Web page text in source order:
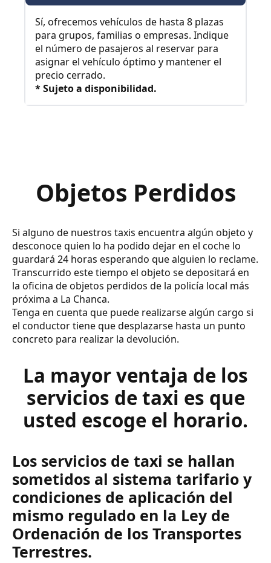
Sí, ofrecemos vehículos de hasta 8 plazas
para grupos, familias o empresas. Indique
el número de pasajeros al reservar para
asignar el vehículo óptimo y mantener el
precio cerrado.
* Sujeto a disponibilidad.
Objetos Perdidos
Si alguno de nuestros taxis encuentra algún objeto y
desconoce quien lo ha podido dejar en el coche lo
guardará 24 horas esperando que alguien lo reclame.
Transcurrido este tiempo el objeto se depositará en
la oficina de objetos perdidos de la policía local más
próxima a La Chanca.
Tenga en cuenta que puede realizarse algún cargo si
el conductor tiene que desplazarse hasta un punto
concreto para realizar la devolución.
La mayor ventaja de los
servicios de taxi es que
usted escoge el horario.
Los servicios de taxi se hallan
sometidos al sistema tarifario y
condiciones de aplicación del
mismo regulado en la Ley de
Ordenación de los Transportes
Terrestres.